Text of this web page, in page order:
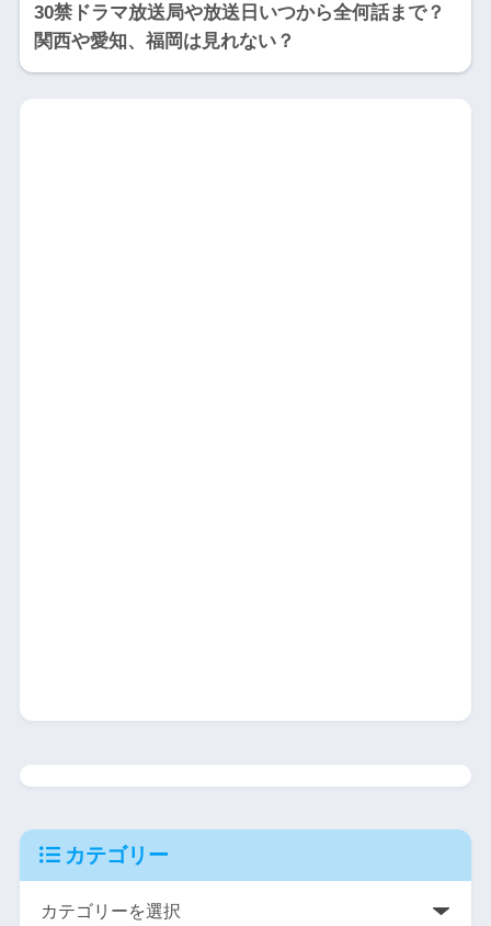
30禁ドラマ放送局や放送日いつから全何話まで？
関西や愛知、福岡は見れない？
カテゴリー